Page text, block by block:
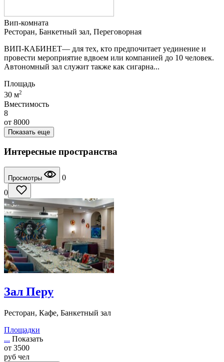
Вип-комната
Ресторан, Банкетный зал, Переговорная
ВИП-КАБИНЕТ— для тех, кто предпочитает уединение и
провести мероприятие вдвоем или компанией до 10 человек.
Автономный зал служит также как сигарна...
Площадь
30 м2
Вместимость
8
от 8000
Показать еще
Интересные пространства
Просмотры
0
0
Зал Перу
Ресторан, Кафе, Банкетный зал
Площадки
... Показать
от 3500
руб чел